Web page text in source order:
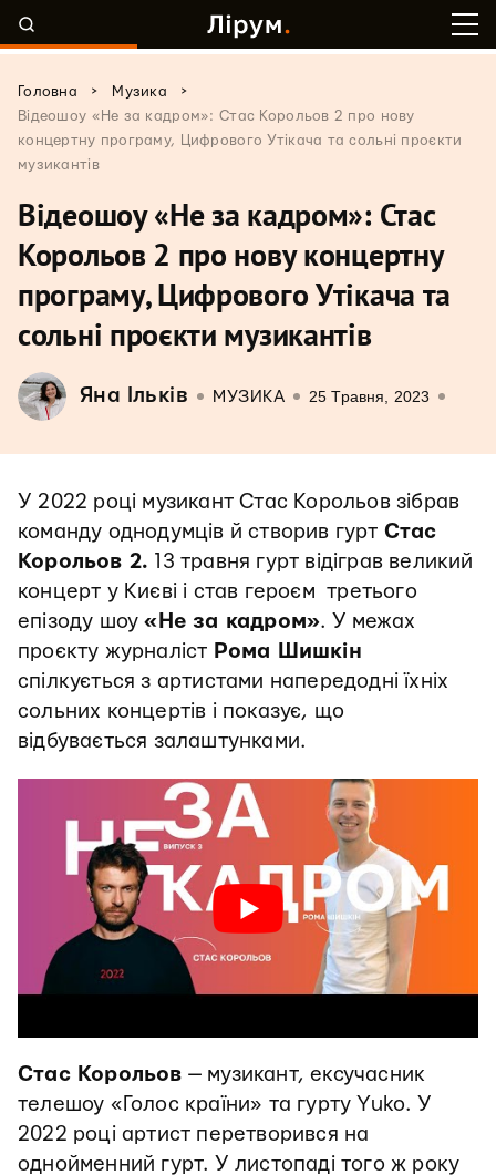
Головна > Музика
>
Відеошоу «Не за кадром»: Стас Корольов 2 про нову
концертну програму, Цифрового Утікача та сольні проєкти
музикантів
Відеошоу «Не за кадром»: Стас
Корольов 2 про нову концертну
програму, Цифрового Утікача та
сольні проєкти музикантів
Яна Ільків МУЗИКА 25 Травня, 2023
У 2022 році музикант Стас Корольов зібрав
команду однодумців й створив гурт Стас
Корольов 2. 13 травня гурт відіграв великий
концерт у Києві і став героєм третього
епізоду шоу«Не за кадром». У межах
проєкту журналіст Рома Шишкін
спілкується з артистами напередодні їхніх
сольних концертів і показує, що
відбувається залаштунками.
Стас Корольов — музикант, ексучасник
телешоу «Голос країни» та гурту Yuko. У
2022 році артист перетворився на
однойменний гурт. У листопаді того ж року